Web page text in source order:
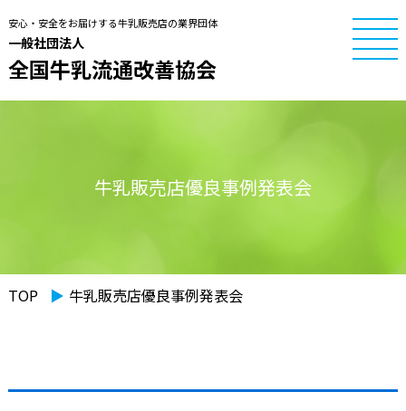
安心・安全をお届けする牛乳販売店の業界団体
一般社団法人
全国牛乳流通改善協会
牛乳販売店優良事例発表会
TOP ▶︎ 牛乳販売店優良事例発表会